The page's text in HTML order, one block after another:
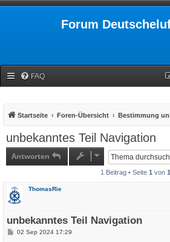
Forum
FAQ
Startseite Foren-Übersicht Bestimmung
unbekanntes Teil Navigation
Antworten
1 Beitrag • Seite 1 von 1
ThomasRie
unbekanntes Teil Navigation
B02 Sep 2024 17:29